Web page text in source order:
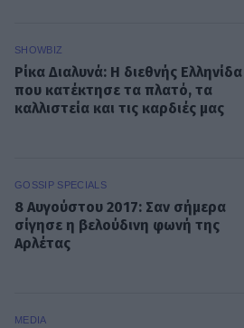
SHOWBIZ
Ρίκα Διαλυνά: Η διεθνής Ελληνίδα
που κατέκτησε τα πλατό, τα
καλλιστεία και τις καρδιές μας
GOSSIP SPECIALS
8 Αυγούστου 2017: Σαν σήμερα
σίγησε η βελούδινη φωνή της
Αρλέτας
MEDIA